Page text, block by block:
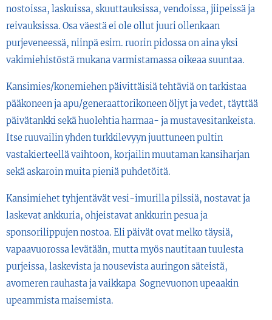
nostoissa, laskuissa, skuuttauksissa, vendoissa, jiipeissä ja
reivauksissa. Osa väestä ei ole ollut juuri ollenkaan
purjeveneessä, niinpä esim. ruorin pidossa on aina yksi
vakimiehistöstä mukana varmistamassa oikeaa suuntaa.
Kansimies/konemiehen päivittäisiä tehtäviä on tarkistaa
pääkoneen ja apu/generaattorikoneen öljyt ja vedet, täyttää
päivätankki sekä huolehtia harmaa- ja mustavesitankeista.
Itse ruuvailin yhden turkkilevyyn juuttuneen pultin
vastakierteellä vaihtoon, korjailin muutaman kansiharjan
sekä askaroin muita pieniä puhdetöitä.
Kansimiehet tyhjentävät vesi-imurilla pilssiä, nostavat ja
laskevat ankkuria, ohjeistavat ankkurin pesua ja
sponsorilippujen nostoa. Eli päivät ovat melko täysiä,
vapaavuorossa levätään, mutta myös nautitaan tuulesta
purjeissa, laskevista ja nousevista auringon säteistä,
avomeren rauhasta ja vaikkapa Sognevuonon upeaakin
upeammista maisemista.